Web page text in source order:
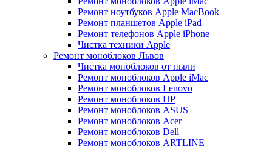
Ремонт ноутбуков Apple MacBook
Ремонт планшетов Apple iPad
Ремонт телефонов Apple iPhone
Чистка техники Apple
Ремонт моноблоков Львов
Чистка моноблоков от пыли
Ремонт моноблоков Apple iMac
Ремонт моноблоков Lenovo
Ремонт моноблоков HP
Ремонт моноблоков ASUS
Ремонт моноблоков Acer
Ремонт моноблоков Dell
Ремонт моноблоков ARTLINE